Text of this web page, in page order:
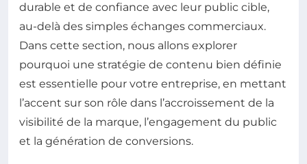
durable et de confiance avec leur public cible,
au-delà des simples échanges commerciaux.
Dans cette section, nous allons explorer
pourquoi une stratégie de contenu bien définie
est essentielle pour votre entreprise, en mettant
l’accent sur son rôle dans l’accroissement de la
visibilité de la marque, l’engagement du public
et la génération de conversions.